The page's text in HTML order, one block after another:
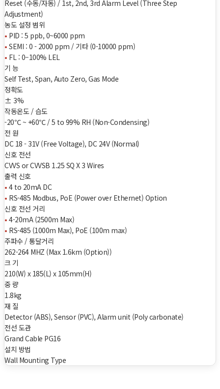
Reset (수동/자동) / 1st, 2nd, 3rd Alarm Level (Three Step
Adjustment)
농도 설정 범위
• PID : 5 ppb, 0~6000 ppm
• SEMI : 0 - 2000 ppm / 기타 (0-10000 ppm)
• FL : 0–100% LEL
기 능
Self Test, Span, Auto Zero, Gas Mode
정확도
± 3%
작동온도 / 습도
-20℃ ~ +60℃ / 5 to 99% RH (Non-Condensing)
전 원
DC 18 - 31V (Free Voltage), DC 24V (Normal)
신호 전선
CVVS or CVVSB 1.25 SQ X 3 Wires
출력 신호
• 4 to 20mA DC
• RS-485 Modbus, PoE (Power over Ethernet) Option
신호 전선 거리
• 4-20mA (2500m Max)
• RS-485 (1000m Max), PoE (100m max)
주파수 / 통달거리
262-264 MHZ (Max 1.6km (Option))
크 기
210(W) x 185(L) x 105mm(H)
중 량
1.8kg
재 질
Detector (ABS), Sensor (PVC), Alarm unit (Poly carbonate)
전선 도관
Grand Cable PG16
설치 방법
Wall Mounting Type